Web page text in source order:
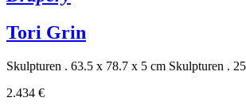
Tori Grin
Skulpturen . 63.5 x 78.7 x 5 cm Skulpturen .
2.434 €